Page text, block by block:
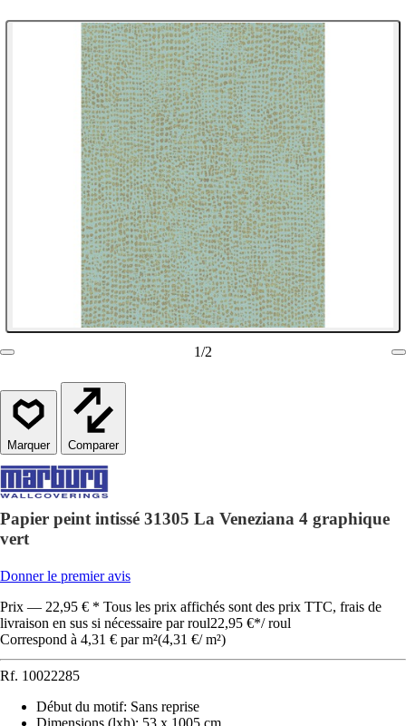
1/2
Comparer
Papier peint intissé 31305 La Veneziana 4 graphique
vert
Donner le premier avis
Prix — 22,95 € * Tous les prix affichés sont des prix TTC, frais de
livraison en sus si nécessaire par roul22,95 €*/ roul
Correspond à 4,31 € par m²(4,31 €/ m²)
Rf. 10022285
Début du motif: Sans reprise
Dimensions (lxh): 53 x 1005 cm